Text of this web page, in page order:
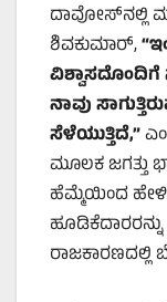
ದಾವೋಸ್‌ನಲ್ಲಿ
ಶಿವಕುಮಾರ್,“
ವಿಶ್ವಾಸದೊಂದಿಗೆ
ನಾವು
ಸೆಳೆಯುತ್ತಿದೆ,”
ಮೂಲಕ ಜಗತ್ತು
ಹೆಮ್ಮೆಯಿಂದ
ರಾಜಕಾರಣದಲ್ಲಿ